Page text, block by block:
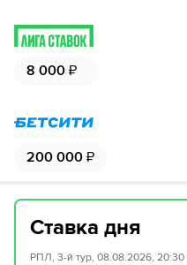
8 000 ₽
200 000 ₽
Ставка дня
РПЛ, 3-й тур, 08.08.2026, 20:30